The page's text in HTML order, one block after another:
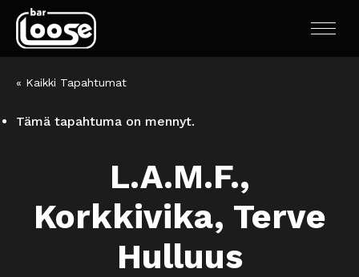
« Kaikki Tapahtumat
Tämä tapahtuma on mennyt.
L.A.M.F.,
Korkkivika, Terve
Hulluus